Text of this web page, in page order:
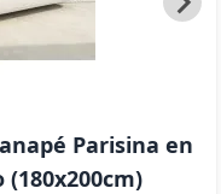
Parisina en